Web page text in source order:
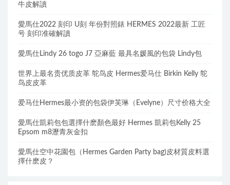
牛皮解讀
愛馬仕2022 刻印 U刻 年份對照錶 HERMES 2022最新 工匠
号 刻印准確解讀
愛馬仕Lindy 26 togo J7 亞麻藍 最具名媛風的包袋 Lindy包
世界上最名贵优质皮革 鸵鸟皮 Hermes爱马仕 Birkin Kelly 鸵
鸟皮皮革
爱马仕Hermes最小资的包袋伊芙琳（Evelyne）尺寸价格大全
愛馬仕凱莉包包選擇什麽顏色最好 Hermes 凱莉包Kelly 25
Epsom m8瀝青灰金扣
愛馬仕空中花園包（Hermes Garden Party bag)皮材質皮料選
擇什麽皮？